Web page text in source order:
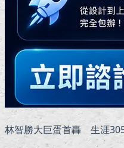
林智勝大巨蛋首轟 生涯